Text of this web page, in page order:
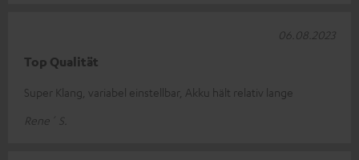
Top Qualität
Super Klang, variabel einstellbar, Akku hält relativ lange
Rene´ S.
06.08.2023